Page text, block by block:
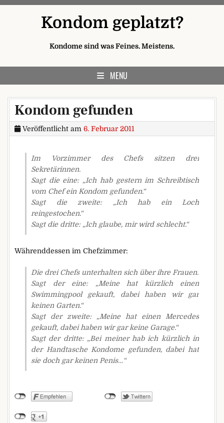
Kondom geplatzt?
Kondome sind was Feines. Meistens.
MENU
Kondom gefunden
Veröffentlicht am 6. Februar 2011
Im Vorzimmer des Chefs sitzen drei
Sekretärinnen.
Sagt die eine: „Ich hab gestern im Schreibtisch
vom Chef ein Kondom gefunden.“
Sagt die zweite: „Ich hab ein Loch
reingestochen.“
Sagt die dritte: „Ich glaube, mir wird schlecht.“
Währenddessen im Chefzimmer:
Die drei Chefs unterhalten sich über ihre Frauen.
Sagt der eine: „Meine hat kürzlich einen
Swimmingpool gekauft, dabei haben wir gar
keinen Garten.“
Sagt der zweite: „Meine hat einen Mercedes
gekauft, dabei haben wir gar keine Garage.“
Sagt der dritte: „Bei meiner hab ich kürzlich in
der Handtasche Kondome gefunden, dabei hat
sie doch gar keinen Penis…“